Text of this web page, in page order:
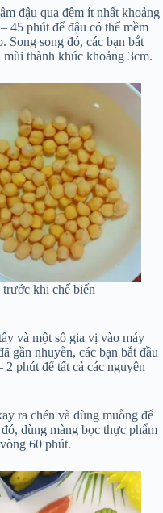
đậu qua đêm ít nhất khoảng
45 phút để đậu có thể mềm
Song song đó, các bạn bắt
thành khúc khoảng 3cm.
trước khi chế biến
và một số gia vị vào máy
gần nhuyễn, các bạn bắt đầu
phút để tất cả các nguyên
ra chén và dùng muỗng để
dùng màng bọc thực phẩm
60 phút.